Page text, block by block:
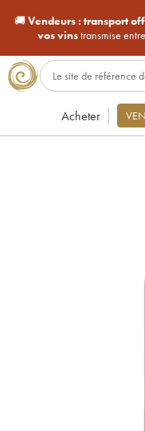
🚚Vendeurs : transport
vos vinstransmise
Acheter